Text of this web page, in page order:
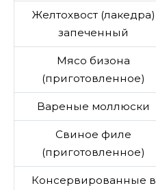
Желтохвост (лакедра)
запеченный
Мясо бизона
(приготовленное)
Вареные моллюски
Свиное филе
(приготовленное)
Консервированные в